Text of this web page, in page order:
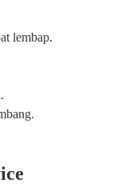
lembap.